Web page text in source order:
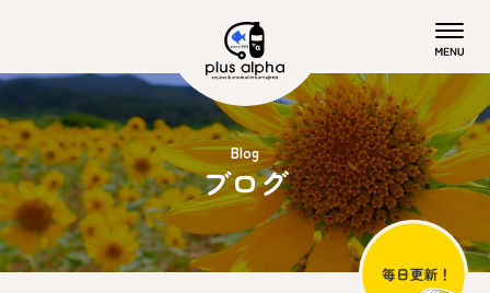
Blog
ブログ